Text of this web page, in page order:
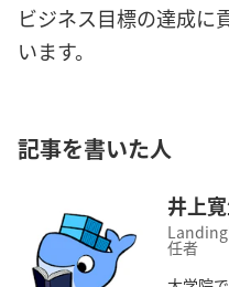
ビジネス目標の達成に
います。
記事を書いた人
井上
任者